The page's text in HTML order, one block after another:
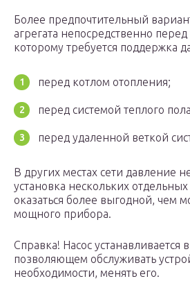
Более предпочтительный
агрегата непосредственно
которому требуется поддержка
перед котлом отопления;
перед системой теплого
перед удаленной веткой
В других местах сети давление
установка нескольких
оказаться более выгодной, чем
мощного прибора.
Справка! Насос устанавливается
позволяющем обслуживать
необходимости, менять его.